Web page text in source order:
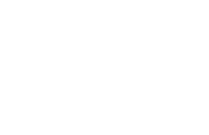
Particulièrement adaptée aux